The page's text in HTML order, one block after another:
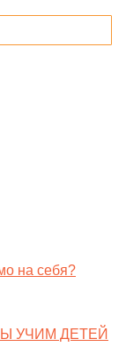
на себя?
УЧИМ ДЕТЕЙ